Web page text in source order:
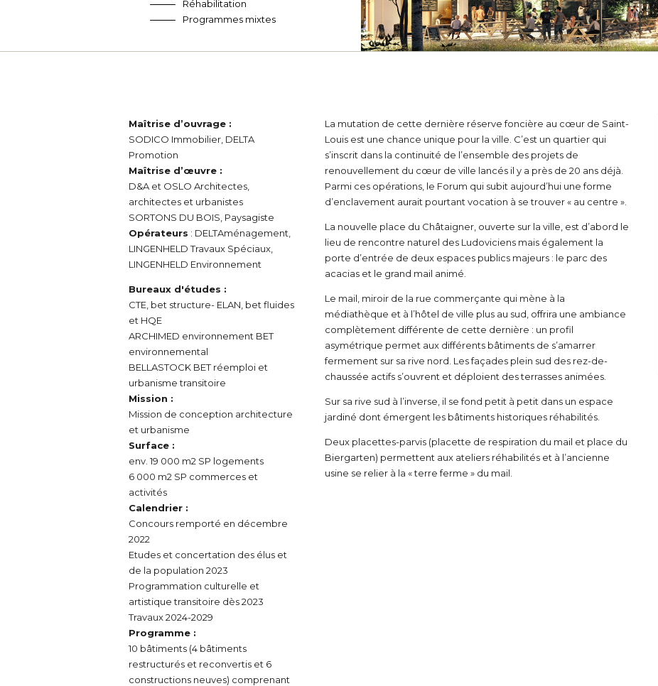
Réhabilitation
Programmes mixtes
Maîtrise d’ouvrage :
SODICO Immobilier, DELTA
Promotion
Maîtrise d’œuvre :
D&A et OSLO Architectes,
architectes et urbanistes
SORTONS DU BOIS, Paysagiste
Opérateurs : DELTAménagement,
LINGENHELD Travaux Spéciaux,
LINGENHELD Environnement
Bureaux d'études :
CTE, bet structure- ELAN, bet fluides
et HQE
ARCHIMED environnement BET
environnemental
BELLASTOCK BET réemploi et
urbanisme transitoire
Mission :
Mission de conception architecture
et urbanisme
Surface :
env. 19 000 m2 SP logements
6 000 m2 SP commerces et
activités
Calendrier :
Concours remporté en décembre
2022
Etudes et concertation des élus et
de la population 2023
Programmation culturelle et
artistique transitoire dès 2023
Travaux 2024-2029
Programme :
10 bâtiments (4 bâtiments
restructurés et reconvertis et 6
constructions neuves) comprenant
La mutation de cette dernière réserve foncière au cœur de Saint-
Louis est une chance unique pour la ville. C’est un quartier qui
s’inscrit dans la continuité de l’ensemble des projets de
renouvellement du cœur de ville lancés il y a près de 20 ans déjà.
Parmi ces opérations, le Forum qui subit aujourd’hui une forme
d’enclavement aurait pourtant vocation à se trouver « au centre ».
La nouvelle place du Châtaigner, ouverte sur la ville, est d’abord le
lieu de rencontre naturel des Ludoviciens mais également la
porte d’entrée de deux espaces publics majeurs : le parc des
acacias et le grand mail animé.
Le mail, miroir de la rue commerçante qui mène à la
médiathèque et à l’hôtel de ville plus au sud, offrira une ambiance
complètement différente de cette dernière : un profil
asymétrique permet aux différents bâtiments de s’amarrer
fermement sur sa rive nord. Les façades plein sud des rez-de-
chaussée actifs s’ouvrent et déploient des terrasses animées.
Sur sa rive sud à l’inverse, il se fond petit à petit dans un espace
jardiné dont émergent les bâtiments historiques réhabilités.
Deux placettes-parvis (placette de respiration du mail et place du
Biergarten) permettent aux ateliers réhabilités et à l’ancienne
usine se relier à la « terre ferme » du mail.